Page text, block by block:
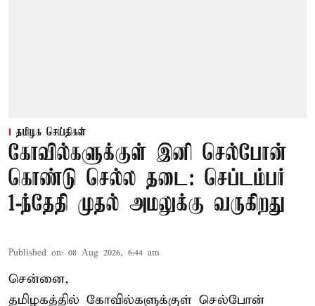
தமிழக செய்திகள்
கோவில்களுக்குள் இனி செல்போன்
கொண்டு செல்ல தடை: செப்டம்பர்
1-ந்தேதி முதல் அமலுக்கு வருகிறது
Published on: 08 Aug 2026, 6:44 am
சென்னை,
தமிழகத்தில் கோவில்களுக்குள் செல்போன்